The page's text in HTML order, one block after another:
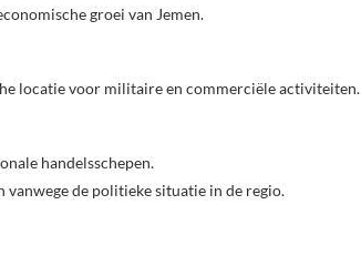
groei van Jemen.
locatie voor militaire en commerciële activiteiten.
handelsschepen.
de politieke situatie in de regio.